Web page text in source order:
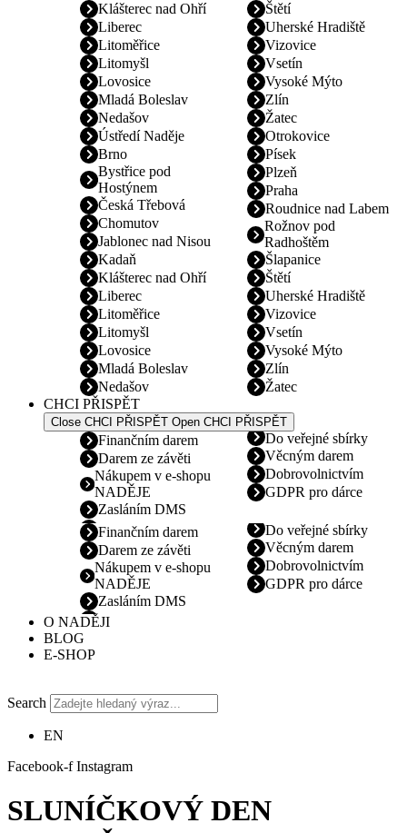
Klášterec nad Ohří
Liberec
Litoměřice
Litomyšl
Lovosice
Mladá Boleslav
Nedašov
Štětí
Uherské Hradiště
Vizovice
Vsetín
Vysoké Mýto
Zlín
Žatec
Ústředí Naděje
Brno
Bystřice pod
Hostýnem
Česká Třebová
Chomutov
Jablonec nad Nisou
Kadaň
Klášterec nad Ohří
Liberec
Litoměřice
Litomyšl
Lovosice
Mladá Boleslav
Nedašov
Otrokovice
Písek
Plzeň
Praha
Roudnice nad Labem
Rožnov pod
Radhoštěm
Šlapanice
Štětí
Uherské Hradiště
Vizovice
Vsetín
Vysoké Mýto
Zlín
Žatec
CHCI PŘISPĚT
Close CHCI PŘISPĚT Open CHCI PŘISPĚT
Finančním darem
Darem ze závěti
Nákupem v e-shopu
NADĚJE
Zasláním DMS
Do veřejné sbírky
Věcným darem
Dobrovolnictvím
GDPR pro dárce
Finančním darem
Darem ze závěti
Nákupem v e-shopu
NADĚJE
Zasláním DMS
Do veřejné sbírky
Věcným darem
Dobrovolnictvím
GDPR pro dárce
O NADĚJI
BLOG
E-SHOP
Search
EN
Facebook-f Instagram
SLUNÍČKOVÝ DEN